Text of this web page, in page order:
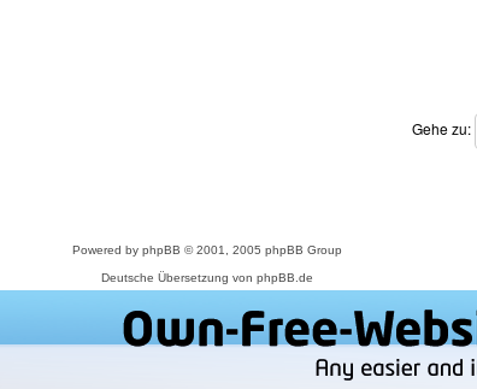
Gehe zu:
Powered by phpBB © 2001, 2005 phpBB Group
Deutsche Übersetzung von phpBB.de